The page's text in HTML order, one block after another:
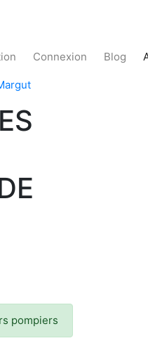
Connexion Blog
pompiers